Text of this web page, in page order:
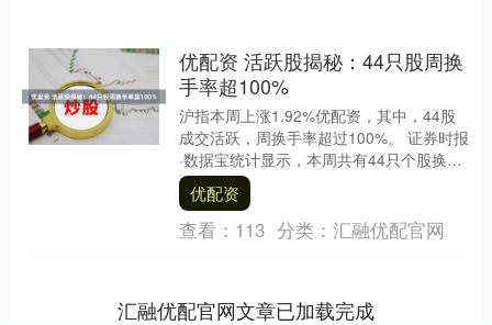
优配资 活跃股揭秘：44只股周换
手率超100%
沪指本周上涨1.92%优配资，其中，44股
成交活跃，周换手率超过100%。 证券时报
·数据宝统计显示，本周共有44只个股换手
率超过100%；换手率在50%~10....
优配资
查看： 113 分类： 汇融优配官网
汇融优配官网文章已加载完成